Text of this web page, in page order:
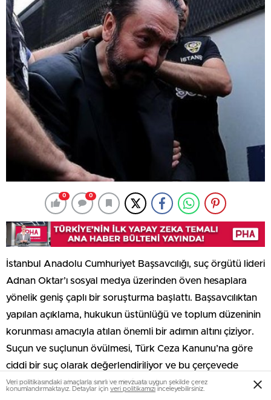
0 0
İstanbul Anadolu Cumhuriyet Başsavcılığı, suç örgütü lideri
Adnan Oktar’ı sosyal medya üzerinden öven hesaplara
yönelik geniş çaplı bir soruşturma başlattı. Başsavcılıktan
yapılan açıklama, hukukun üstünlüğü ve toplum düzeninin
korunması amacıyla atılan önemli bir adımın altını çiziyor.
Suçun ve suçlunun övülmesi, Türk Ceza Kanunu’na göre
ciddi bir suç olarak değerlendiriliyor ve bu çerçevede
hareket eden hesaplar hedef alındı.
Veri politikasındaki amaçlarla sınırlı ve mevzuata uygun şekilde çerez
konumlandırmaktayız. Detaylar için veri politikamızı inceleyebilirsiniz.